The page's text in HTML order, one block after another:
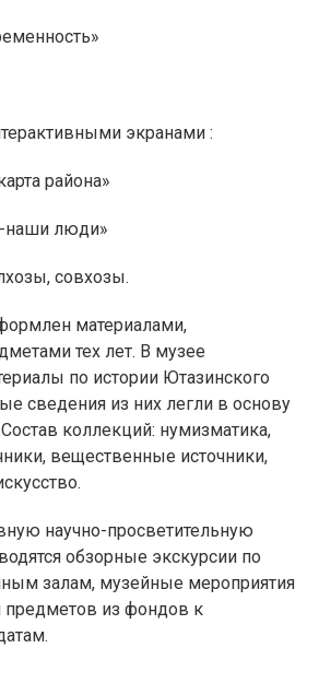
экранами :
района»
наши люди»
совхозы.
материалами,
тех лет. В музее
по истории Ютазинского
сведения из них легли в основу
коллекций: нумизматика,
вещественные источники,
научно-просветительную
обзорные экскурсии по
залам, музейные мероприятия
предметов из фондов к